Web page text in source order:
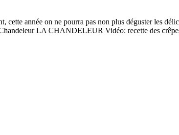
année on ne pourra pas non plus déguster les
LA CHANDELEUR Vidéo: recette des